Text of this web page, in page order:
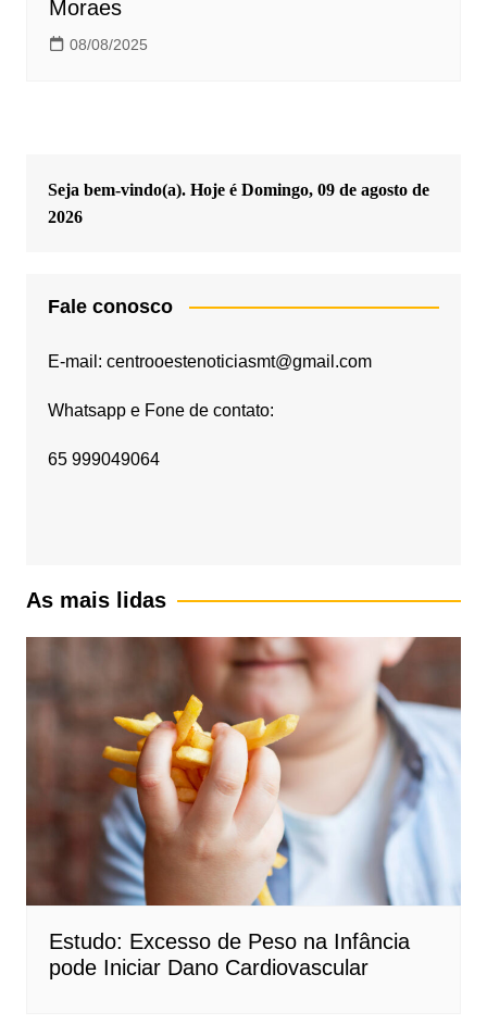
Moraes
08/08/2025
Seja bem-vindo(a). Hoje é Domingo, 09 de agosto de
2026
Fale conosco
E-mail: centrooestenoticiasmt@gmail.com
Whatsapp e Fone de contato:
65 999049064
As mais lidas
Estudo: Excesso de Peso na Infância
pode Iniciar Dano Cardiovascular